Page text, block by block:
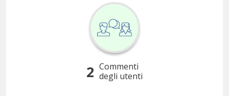
2 Commenti
degli utenti